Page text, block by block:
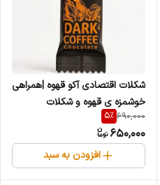
شکلات اقتصادی آکو قهوه |همراهی
خوشمزه ی قهوه و شکلات
690,000
5%
650,000
افزودن به سبد